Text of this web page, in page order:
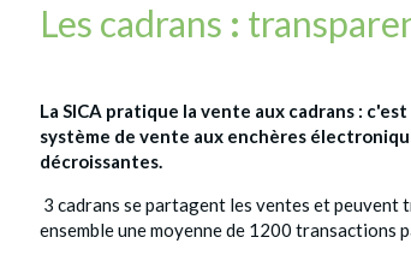
Les cadrans :
La SICA pratique la vente aux cadrans : c'est
système de vente aux enchères
décroissantes.
3 cadrans se partagent les ventes et peuvent
ensemble une moyenne de 1200 transactions